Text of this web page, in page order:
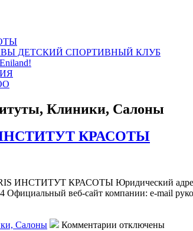
ДЕТСКИЙ СПОРТИВНЫЙ КЛУБ
Клиники, Салоны
КРАСОТЫ
КРАСОТЫ Юридический адрес
веб-сайт компании: e-mail
Салоны Комментарии котключены